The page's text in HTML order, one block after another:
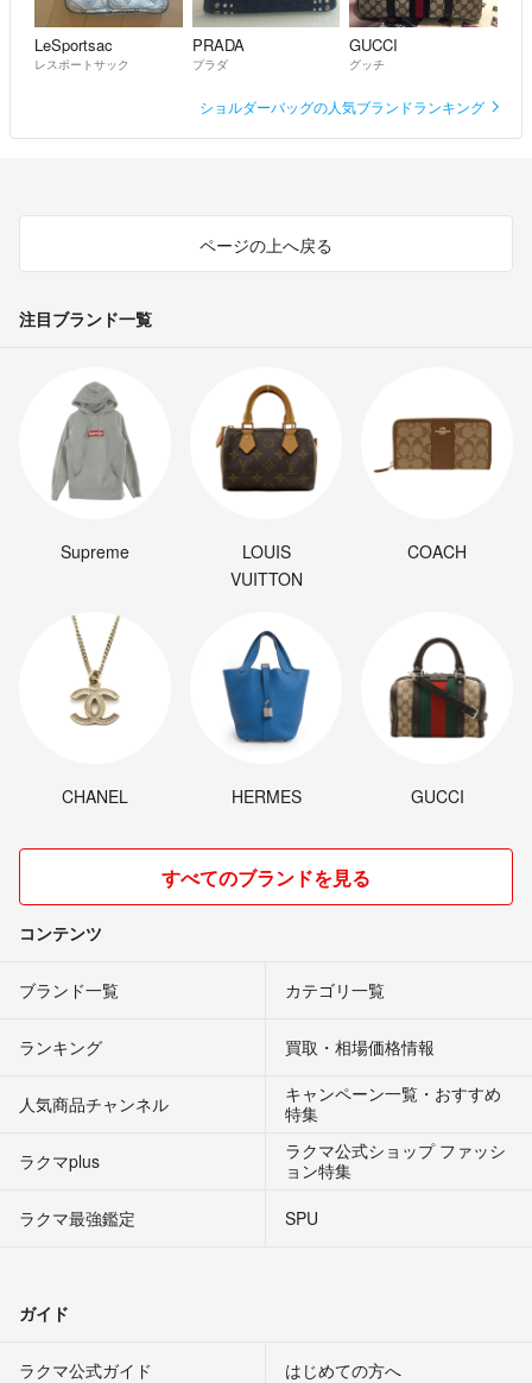
LeSportsac
レスポートサック
PRADA
プラダ
GUCCI
グッチ
ショルダーバッグの人気ブランドランキング
ページの上へ戻る
注目ブランド一覧
Supreme
LOUIS
VUITTON
COACH
CHANEL HERMES GUCCI
すべてのブランドを見る
コンテンツ
ブランド一覧 カテゴリ一覧
ランキング 買取・相場価格情報
人気商品チャンネル
キャンペーン一覧・おすすめ
特集
ラクマplus
ラクマ公式ショップ ファッシ
ョン特集
ラクマ最強鑑定
SPU
ガイド
ラクマ公式ガイド はじめての方へ